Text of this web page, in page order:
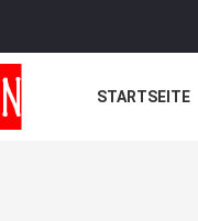
STARTSEITE